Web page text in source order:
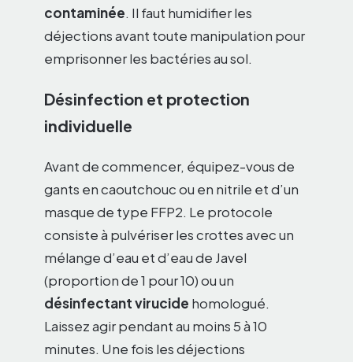
contaminée. Il faut humidifier les
déjections avant toute manipulation pour
emprisonner les bactéries au sol.
Désinfection et protection
individuelle
Avant de commencer, équipez-vous de
gants en caoutchouc ou en nitrile et d’un
masque de type FFP2. Le protocole
consiste à pulvériser les crottes avec un
mélange d’eau et d’eau de Javel
(proportion de 1 pour 10) ou un
désinfectant virucide homologué.
Laissez agir pendant au moins 5 à 10
minutes. Une fois les déjections